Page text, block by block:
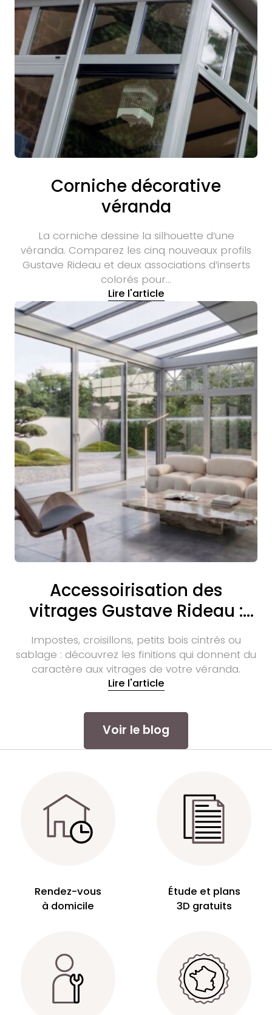
Corniche décorative
véranda
La corniche dessine la silhouette d’une
véranda. Comparez les cinq nouveaux profils
Gustave Rideau et deux associations d’inserts
colorés pour…
Lire l'article
Accessoirisation des
vitrages Gustave Rideau :
quelles possibilités ?
Impostes, croisillons, petits bois cintrés ou
sablage : découvrez les finitions qui donnent du
caractère aux vitrages de votre véranda.
Lire l'article
Voir le blog
Rendez-vous
à domicile
Étude et plans
3D gratuits